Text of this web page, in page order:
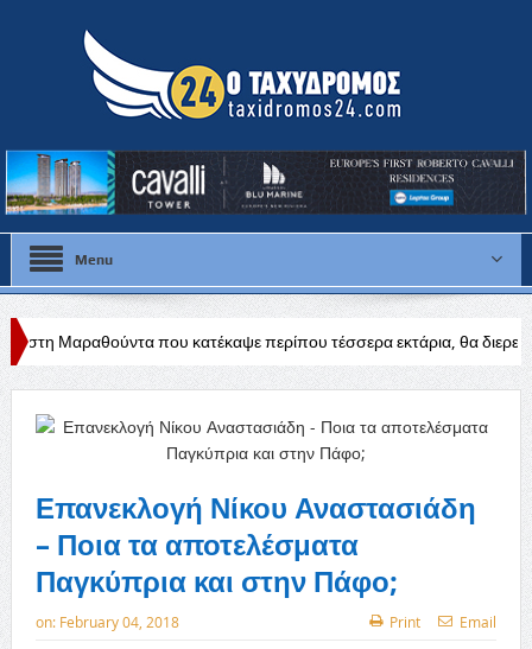
Menu
που κατέκαψε περίπου τέσσερα εκτάρια, θα διερευνηθούν τα αίτια
Επανεκλογή Νίκου Αναστασιάδη
– Ποια τα αποτελέσματα
Παγκύπρια και στην Πάφο;
on: February 04, 2018 Print Email